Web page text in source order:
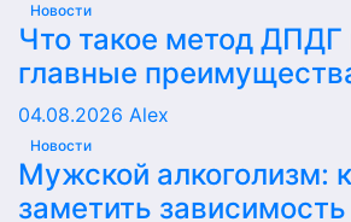
Новости
Что такое метод ДПДГ
главные
04.08.2026 Alex
Новости
Мужской алкоголизм:
заметить